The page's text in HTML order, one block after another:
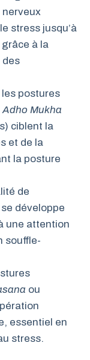
nerveux
stress jusqu’à
à la
des
les postures
Adho Mukha
ciblent la
et de la
la posture
de
développe
une attention
souffle-
ou
essentiel en
stress.